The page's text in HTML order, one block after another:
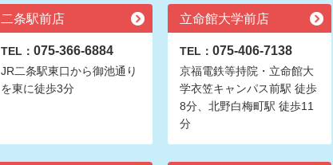
二条駅前店
TEL： 075-366-6884
JR二条駅東口から御池通り
を東に徒歩3分
立命館大学前店
TEL： 075-406-7138
京福電鉄等持院・立命館大
学衣笠キャンパス前駅 徒歩
8分、北野白梅町駅 徒歩11
分